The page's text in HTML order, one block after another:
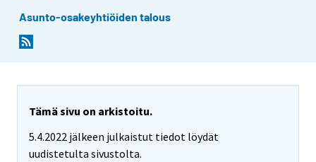
Asunto-osakeyhtiöiden talous
Tämä sivu on arkistoitu.
5.4.2022 jälkeen julkaistut tiedot löydät
uudistetulta sivustolta.